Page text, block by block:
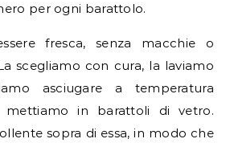
per ogni barattolo.
fresca, senza macchie o
scegliamo con cura, la laviamo
asciugare a temperatura
mettiamo in barattoli di vetro.
sopra di essa, in modo che